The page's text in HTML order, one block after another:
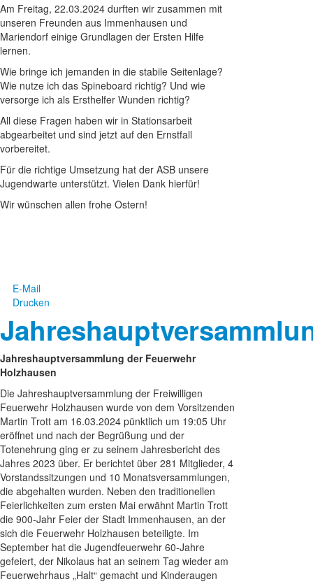
Am Freitag, 22.03.2024 durften wir zusammen mit
unseren Freunden aus Immenhausen und
Mariendorf einige Grundlagen der Ersten Hilfe
lernen.
Wie bringe ich jemanden in die stabile Seitenlage?
Wie nutze ich das Spineboard richtig? Und wie
versorge ich als Ersthelfer Wunden richtig?
All diese Fragen haben wir in Stationsarbeit
abgearbeitet und sind jetzt auf den Ernstfall
vorbereitet.
Für die richtige Umsetzung hat der ASB unsere
Jugendwarte unterstützt. Vielen Dank hierfür!
Wir wünschen allen frohe Ostern!
E-Mail
Drucken
Jahreshauptversammlung der Feuerwehr
Holzhausen
Die Jahreshauptversammlung der Freiwilligen
Feuerwehr Holzhausen wurde von dem Vorsitzenden
Martin Trott am 16.03.2024 pünktlich um 19:05 Uhr
eröffnet und nach der Begrüßung und der
Totenehrung ging er zu seinem Jahresbericht des
Jahres 2023 über. Er berichtet über 281 Mitglieder, 4
Vorstandssitzungen und 10 Monatsversammlungen,
die abgehalten wurden. Neben den traditionellen
Feierlichkeiten zum ersten Mai erwähnt Martin Trott
die 900-Jahr Feier der Stadt Immenhausen, an der
sich die Feuerwehr Holzhausen beteiligte. Im
September hat die Jugendfeuerwehr 60-Jahre
gefeiert, der Nikolaus hat an seinem Tag wieder am
Feuerwehrhaus „Halt“ gemacht und Kinderaugen